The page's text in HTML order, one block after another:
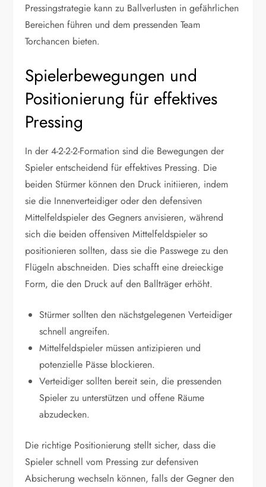
Pressingstrategie kann zu Ballverlusten in gefährlichen
Bereichen führen und dem pressenden Team
Torchancen bieten.
Spielerbewegungen und
Positionierung für effektives
Pressing
In der 4-2-2-2-Formation sind die Bewegungen der
Spieler entscheidend für effektives Pressing. Die
beiden Stürmer können den Druck initiieren, indem
sie die Innenverteidiger oder den defensiven
Mittelfeldspieler des Gegners anvisieren, während
sich die beiden offensiven Mittelfeldspieler so
positionieren sollten, dass sie die Passwege zu den
Flügeln abschneiden. Dies schafft eine dreieckige
Form, die den Druck auf den Ballträger erhöht.
Stürmer sollten den nächstgelegenen Verteidiger
schnell angreifen.
Mittelfeldspieler müssen antizipieren und
potenzielle Pässe blockieren.
Verteidiger sollten bereit sein, die pressenden
Spieler zu unterstützen und offene Räume
abzudecken.
Die richtige Positionierung stellt sicher, dass die
Spieler schnell vom Pressing zur defensiven
Absicherung wechseln können, falls der Gegner den